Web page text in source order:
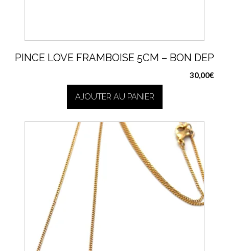
PINCE LOVE FRAMBOISE 5CM – BON DEP
30,00€
AJOUTER AU PANIER